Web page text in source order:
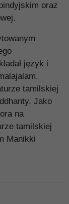
oraz
język i
tamilskiej
Jako
na
tamilskiej
Manikki